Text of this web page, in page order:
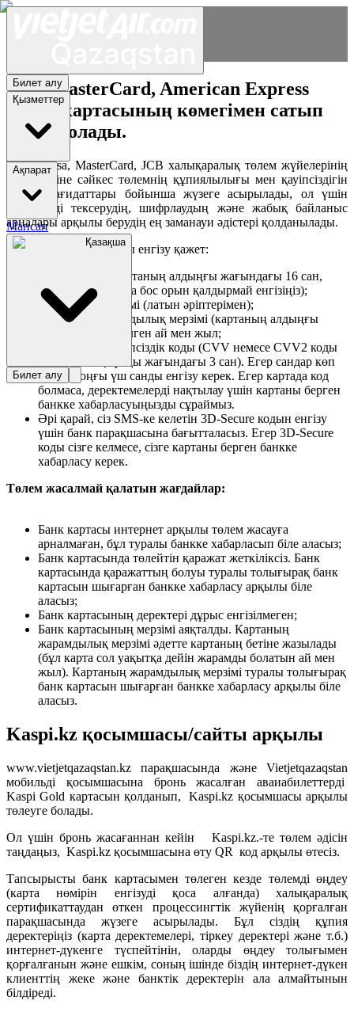
Билет алу
Қызметтер
Ақпарат
Мансап
Қазақша
Билет алу
Visa, MasterCard, American Express
төлем картасының көмегімен сатып
алуға болады.
Төлем Visa, MasterCard, JCB халықаралық төлем жүйелерінің
ережелеріне сәйкес төлемнің құпиялылығы мен қауіпсіздігін
сақтау қағидаттары бойынша жүзеге асырылады, ол үшін
деректерді тексерудің, шифрлаудың және жабық байланыс
арналары арқылы берудің ең заманауи әдістері қолданылады.
Төлем үшін мыналарды енгізу қажет:
Карта нөмірі (картаның алдыңғы жағындағы 16 сан,
сандарды арасына бос орын қалдырмай енгізіңіз);
Карта иесінің есімі (латын әріптерімен);
Картаның жарамдылық мерзімі (картаның алдыңғы
жағында көрсетілген ай мен жыл;
Үш таңбалы қауіпсіздік коды (CVV немесе CVV2 коды
— картаның артқы жағындағы 3 сан). Егер сандар көп
болса, соңғы үш санды енгізу керек. Егер картада код
болмаса, деректемелерді нақтылау үшін картаны берген
банкке хабарласуыңызды сұраймыз.
Әрі қарай, сіз SMS-ке келетін 3D-Secure кодын енгізу
үшін банк парақшасына бағытталасыз. Егер 3D-Secure
коды сізге келмесе, сізге картаны берген банкке
хабарласу керек.
Төлем жасалмай қалатын жағдайлар:
Банк картасы интернет арқылы төлем жасауға
арналмаған, бұл туралы банкке хабарласып біле аласыз;
Банк картасында төлейтін қаражат жеткіліксіз. Банк
картасында қаражаттың болуы туралы толығырақ банк
картасын шығарған банкке хабарласу арқылы біле
аласыз;
Банк картасының деректері дұрыс енгізілмеген;
Банк картасының мерзімі аяқталды. Картаның
жарамдылық мерзімі әдетте картаның бетіне жазылады
(бұл карта сол уақытқа дейін жарамды болатын ай мен
жыл). Картаның жарамдылық мерзімі туралы толығырақ
банк картасын шығарған банкке хабарласу арқылы біле
аласыз.
Kaspi.kz қосымшасы/сайты арқылы
www.vietjetqazaqstan.kz парақшасында және Vietjetqazaqstan
мобильді қосымшасына бронь жасалған аваиабилеттерді
Kaspi Gold картасын қолданып, Kaspi.kz қосымшасы арқылы
төлеуге болады.
Ол үшін бронь жасағаннан кейін Kaspi.kz.-те төлем әдісін
таңдаңыз, Kaspi.kz қосымшасына өту QR код арқылы өтесіз.
Тапсырысты банк картасымен төлеген кезде төлемді өңдеу
(карта нөмірін енгізуді қоса алғанда) халықаралық
сертификаттаудан өткен процессингтік жүйенің қорғалған
парақшасында жүзеге асырылады. Бұл сіздің құпия
деректеріңіз (карта деректемелері, тіркеу деректері және т.б.)
интернет-дүкенге түспейтінін, оларды өңдеу толығымен
қорғалғанын және ешкім, соның ішінде біздің интернет-дүкен
клиенттің жеке және банктік деректерін ала алмайтынын
білдіреді.